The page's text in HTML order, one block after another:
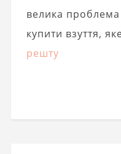
велика
купити взуття,
решту